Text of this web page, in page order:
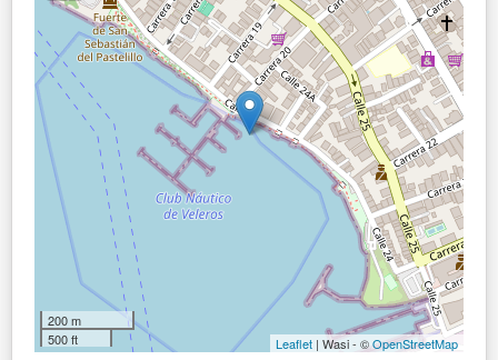
200 m
500 ft
Leaflet | Wasi - ©OpenStreetMap